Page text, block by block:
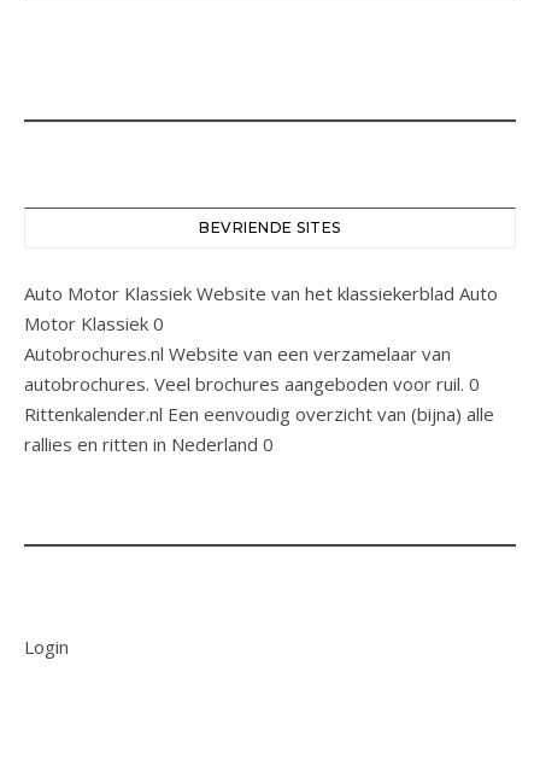
BEVRIENDE SITES
Auto Motor Klassiek Website van het klassiekerblad Auto
Motor Klassiek 0
Autobrochures.nl Website van een verzamelaar van
autobrochures. Veel brochures aangeboden voor ruil. 0
Rittenkalender.nl Een eenvoudig overzicht van (bijna) alle
rallies en ritten in Nederland 0
Login